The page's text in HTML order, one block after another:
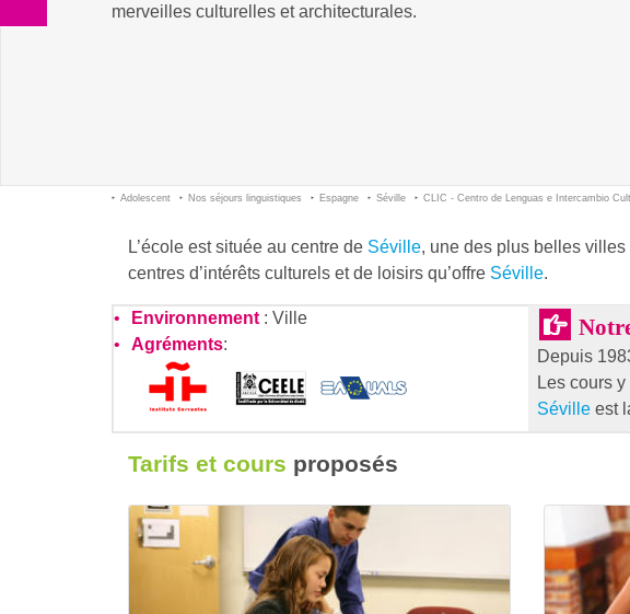
merveilles culturelles et architecturales.
Adolescent Nos séjours linguistiques Espagne Séville CLIC - Centro de Lenguas e Intercambio
L’école est située au centre de Séville, une des plus belles villes
centres d’intérêts culturels et de loisirs qu’offre Séville.
Environnement: Ville
Agréments:
Depuis
Les cours
Sévilleest
Tarifs et cours proposés